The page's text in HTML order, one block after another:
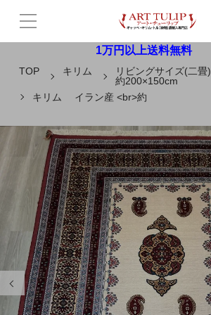
1万円以上送料無料
TOP キリム
リビングサイズ(二畳)
約200×150cm
キリム イラン産 <br>約